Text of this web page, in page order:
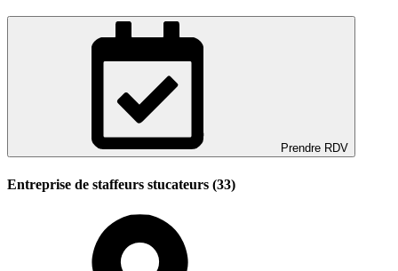
Prendre RDV
Entreprise de staffeurs stucateurs (33)